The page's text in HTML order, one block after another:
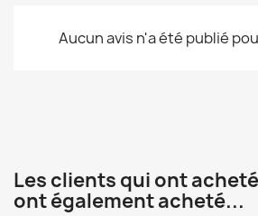
Aucun avis n'a été publié
Les clients qui ont
ont également acheté...